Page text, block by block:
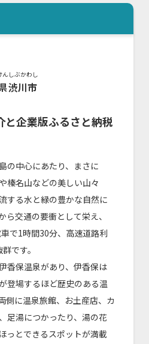
んしぶかわし
渋川市
と企業版ふるさと納税
の中心にあたり、まさに
榛名山などの美しい山々
する水と緑の豊かな自然に
ら交通の要衝として栄え、
で1時間30分、高速道路利
です。
香保温泉があり、伊香保は
登場するほど歴史のある温
側に温泉旅館、お土産店、カ
足湯につかったり、湯の花
っとできるスポットが満載